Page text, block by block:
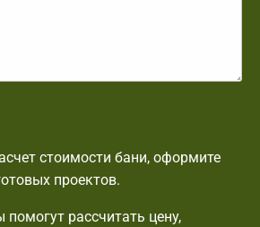
стоимости бани, оформите
проектов.
рассчитать цену,